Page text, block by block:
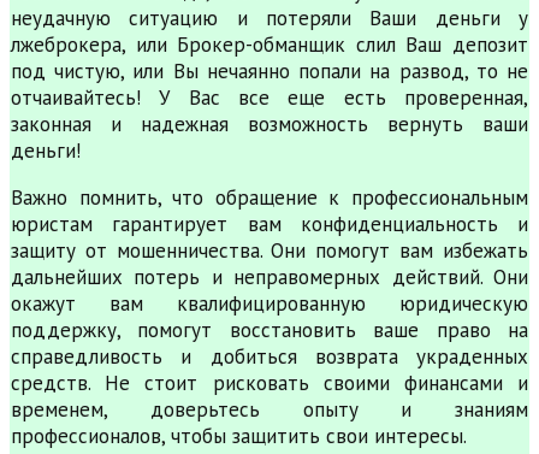
неудачную ситуацию и потеряли Ваши деньги у
лжеброкера, или Брокер-обманщик слил Ваш депозит
под чистую, или Вы нечаянно попали на развод, то не
отчаивайтесь! У Вас все еще есть проверенная,
законная и надежная возможность вернуть ваши
деньги!
Важно помнить, что обращение к профессиональным
юристам гарантирует вам конфиденциальность и
защиту от мошенничества. Они помогут вам избежать
дальнейших потерь и неправомерных действий. Они
окажут вам квалифицированную юридическую
поддержку, помогут восстановить ваше право на
справедливость и добиться возврата украденных
средств. Не стоит рисковать своими финансами и
временем, доверьтесь опыту и знаниям
профессионалов, чтобы защитить свои интересы.